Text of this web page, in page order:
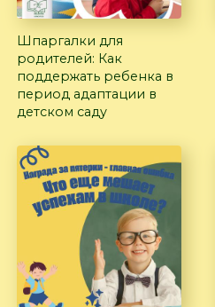
Шпаргалки для
родителей: Как
поддержать ребенка в
период адаптации в
детском саду